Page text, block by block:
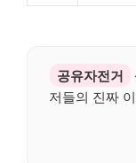
공유자전거
저들의 진짜